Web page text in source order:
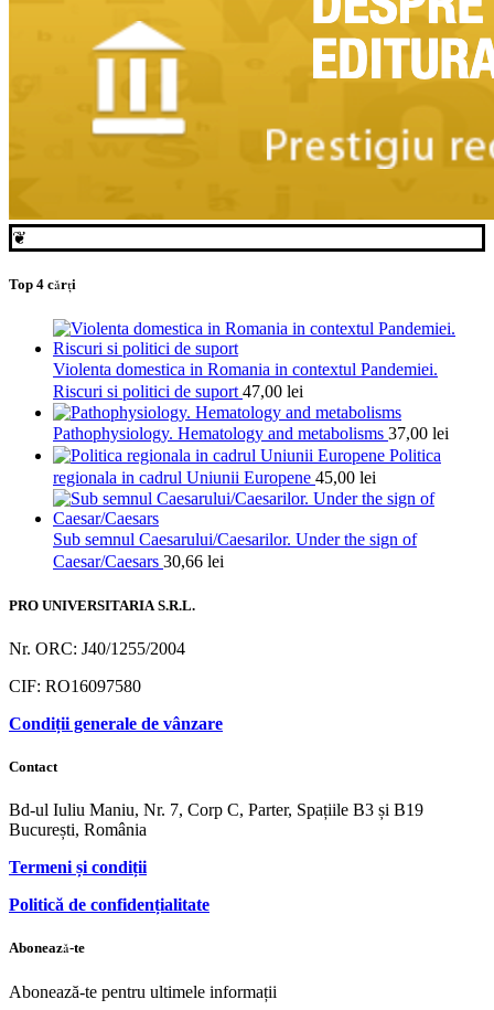
❦
Top 4 cărți
Violenta domestica in Romania in contextul Pandemiei.
Riscuri si politici de suport 47,00 lei
Pathophysiology. Hematology and metabolisms 37,00 lei
Politica
regionala in cadrul Uniunii Europene 45,00 lei
Sub semnul Caesarului/Caesarilor. Under the sign of
Caesar/Caesars 30,66 lei
PRO UNIVERSITARIA S.R.L.
Nr. ORC: J40/1255/2004
CIF: RO16097580
Condiții generale de vânzare
Contact
Bd-ul Iuliu Maniu, Nr. 7, Corp C, Parter, Spațiile B3 și B19
București, România
Termeni și condiții
Politică de confidențialitate
Abonează-te
Abonează-te pentru ultimele informații